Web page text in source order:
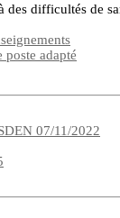
des difficultés de
poste adapté
07/11/2022